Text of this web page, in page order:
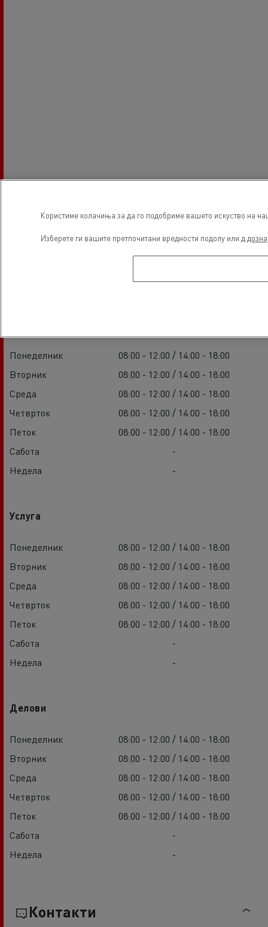
Понеделник
08:00 - 12:00 / 14:00 - 18:00
Вторник
08:00 - 12:00 / 14:00 - 18:00
Среда
08:00 - 12:00 / 14:00 - 18:00
Четврток
08:00 - 12:00 / 14:00 - 18:00
Петок
08:00 - 12:00 / 14:00 - 18:00
Сабота
-
Недела
-
Услуга
Понеделник
08:00 - 12:00 / 14:00 - 18:00
Вторник
08:00 - 12:00 / 14:00 - 18:00
Среда
08:00 - 12:00 / 14:00 - 18:00
Четврток
08:00 - 12:00 / 14:00 - 18:00
Петок
08:00 - 12:00 / 14:00 - 18:00
Сабота
-
Недела
-
Делови
Понеделник
08:00 - 12:00 / 14:00 - 18:00
Вторник
08:00 - 12:00 / 14:00 - 18:00
Среда
08:00 - 12:00 / 14:00 - 18:00
Четврток
08:00 - 12:00 / 14:00 - 18:00
Петок
08:00 - 12:00 / 14:00 - 18:00
Сабота
-
Недела
-
Контакти
Користиме колачиња за да го подобриме вашето искуство на
Изберете ги вашите претпочитани вредности подолу или д